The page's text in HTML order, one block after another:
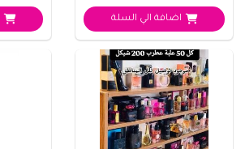
اضافة الي السلة